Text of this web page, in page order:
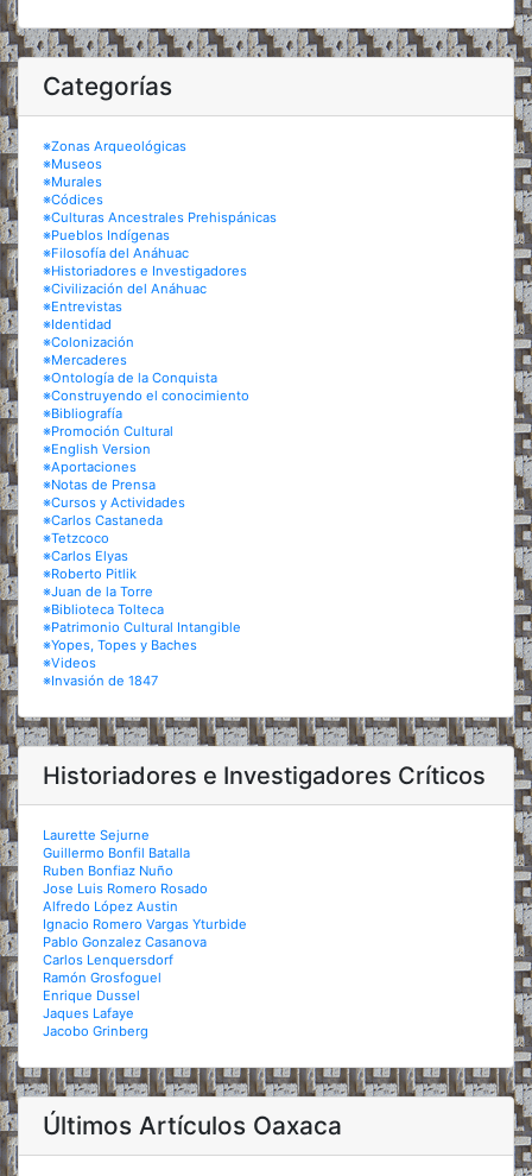
Categorías
※Zonas Arqueológicas
※Museos
※Murales
※Códices
※Culturas Ancestrales Prehispánicas
※Pueblos Indígenas
※Filosofía del Anáhuac
※Historiadores e Investigadores
※Civilización del Anáhuac
※Entrevistas
※Identidad
※Colonización
※Mercaderes
※Ontología de la Conquista
※Construyendo el conocimiento
※Bibliografía
※Promoción Cultural
※English Version
※Aportaciones
※Notas de Prensa
※Cursos y Actividades
※Carlos Castaneda
※Tetzcoco
※Carlos Elyas
※Roberto Pitlik
※Juan de la Torre
※Biblioteca Tolteca
※Patrimonio Cultural Intangible
※Yopes, Topes y Baches
※Videos
※Invasión de 1847
Historiadores e Investigadores Críticos
Laurette Sejurne
Guillermo Bonfil Batalla
Ruben Bonfiaz Nuño
Jose Luis Romero Rosado
Alfredo López Austin
Ignacio Romero Vargas Yturbide
Pablo Gonzalez Casanova
Carlos Lenquersdorf
Ramón Grosfoguel
Enrique Dussel
Jaques Lafaye
Jacobo Grinberg
Últimos Artículos Oaxaca